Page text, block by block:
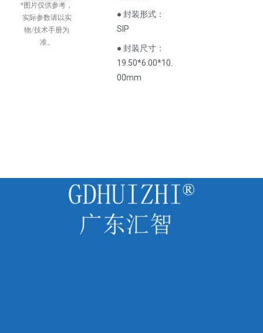
*图片仅供参考，
实际参数请以实
物/技术手册为
准。
● 封装形式：
SIP
● 封装尺寸：
19.50*6.00*10.
00mm